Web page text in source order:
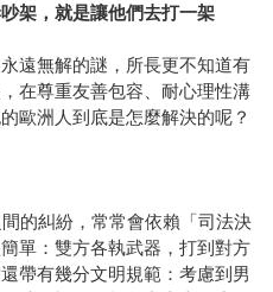
架，就是讓他們去打一架
遠無解的謎，所長更不知道有
在尊重友善包容、耐心理性溝
歐洲人到底是怎麼解決的呢？
的糾紛，常常會依賴「司法決
單：雙方各執武器，打到對方
帶有幾分文明規範：考慮到男